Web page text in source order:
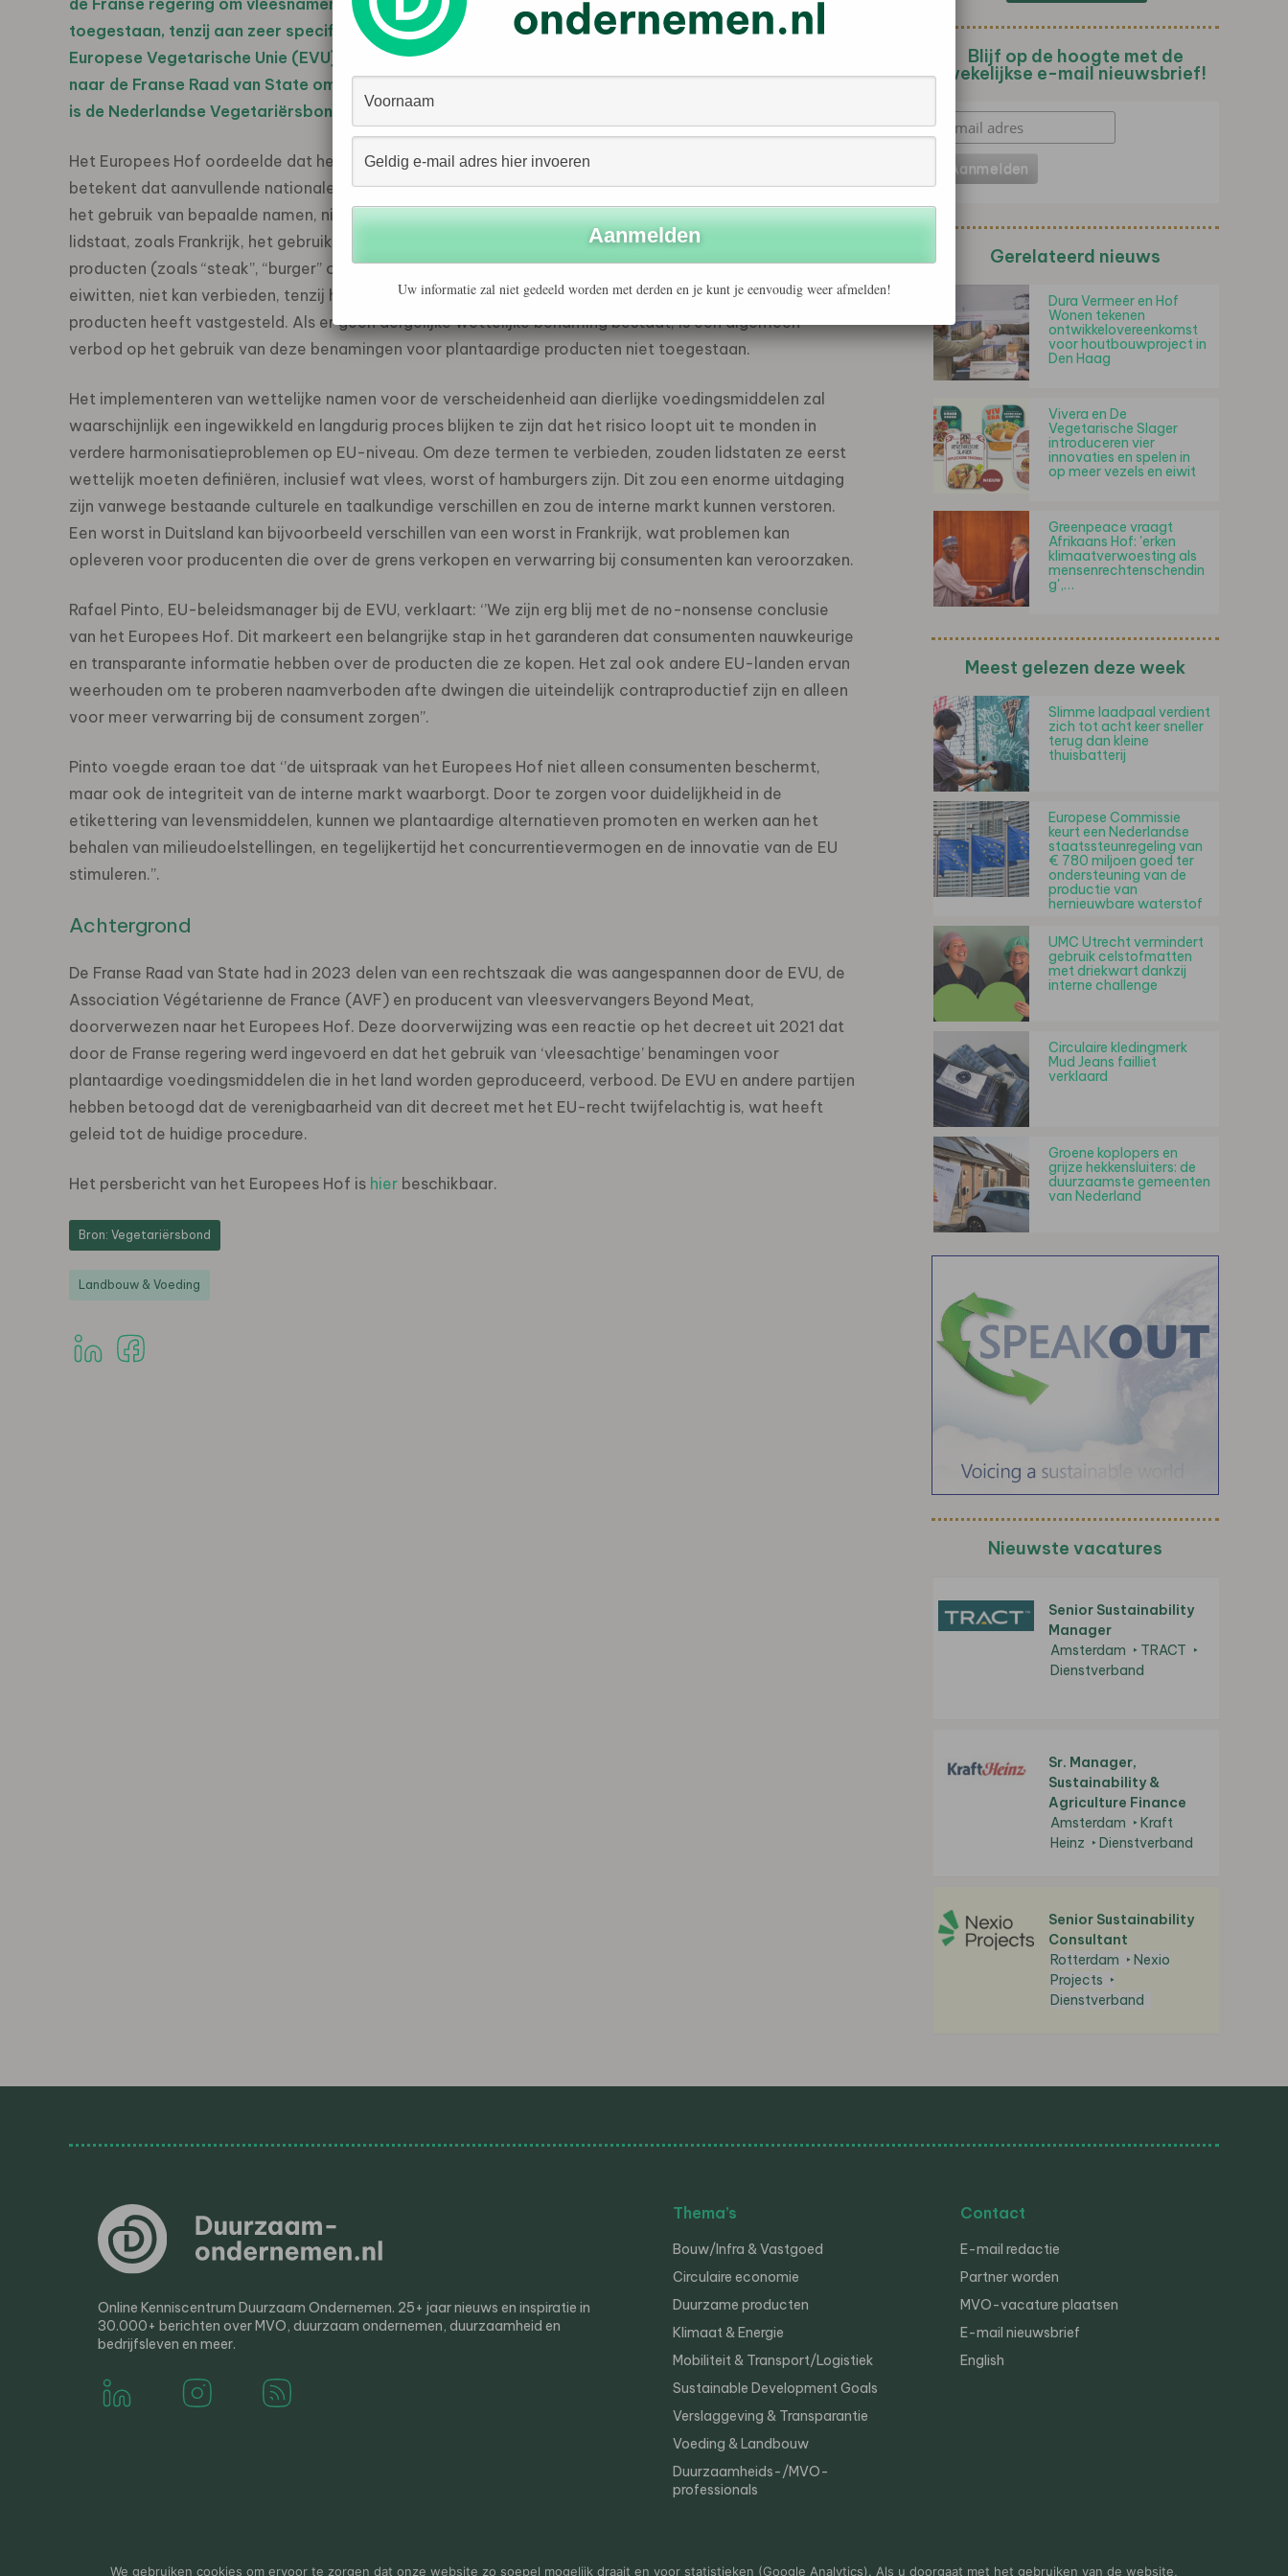
de Franse regering om vleesnamen voor plantaardige voedingsmiddelen te verbieden, niet is
toegestaan, tenzij aan zeer specifieke voorwaarden wordt voldaan. De zaak, die eerst door de
Europese Vegetarische Unie (EVU) en anderen werd aangespannen, zal nu worden teruggestuurd
naar de Franse Raad van State om te worden meegenomen in een definitieve beslissing. In Nederland
is de Nederlandse Vegetariërsbond aangesloten bij de EVU.
Het Europees Hof oordeelde dat het EU-recht al voldoende consumentenbescherming biedt, wat
betekent dat aanvullende nationale regelgeving die limieten stelt aan het plantaardige eiwitgehalte voor
het gebruik van bepaalde namen, niet is toegestaan. Bovendien oordeelde het Europees Hof dat een EU-
lidstaat, zoals Frankrijk, het gebruik van termen die traditioneel worden gekoppeld aan dierlijke
producten (zoals “steak”, “burger” of “worst”) voor voedingsmiddelen die zijn gemaakt van plantaardige
eiwitten, niet kan verbieden, tenzij het land officieel een specifieke wettelijke naam voor dergelijke
producten heeft vastgesteld. Als er geen dergelijke wettelijke benaming bestaat, is een algemeen
verbod op het gebruik van deze benamingen voor plantaardige producten niet toegestaan.
Het implementeren van wettelijke namen voor de verscheidenheid aan dierlijke voedingsmiddelen zal
waarschijnlijk een ingewikkeld en langdurig proces blijken te zijn dat het risico loopt uit te monden in
verdere harmonisatieproblemen op EU-niveau. Om deze termen te verbieden, zouden lidstaten ze eerst
wettelijk moeten definiëren, inclusief wat vlees, worst of hamburgers zijn. Dit zou een enorme uitdaging
zijn vanwege bestaande culturele en taalkundige verschillen en zou de interne markt kunnen verstoren.
Een worst in Duitsland kan bijvoorbeeld verschillen van een worst in Frankrijk, wat problemen kan
opleveren voor producenten die over de grens verkopen en verwarring bij consumenten kan veroorzaken.
Rafael Pinto, EU-beleidsmanager bij de EVU, verklaart: ‘’We zijn erg blij met de no-nonsense conclusie
van het Europees Hof. Dit markeert een belangrijke stap in het garanderen dat consumenten nauwkeurige
en transparante informatie hebben over de producten die ze kopen. Het zal ook andere EU-landen ervan
weerhouden om te proberen naamverboden af​​te dwingen die uiteindelijk contraproductief zijn en alleen
voor meer verwarring bij de consument zorgen’’.
Pinto voegde eraan toe dat ‘’de uitspraak van het Europees Hof niet alleen consumenten beschermt,
maar ook de integriteit van de interne markt waarborgt. Door te zorgen voor duidelijkheid in de
etikettering van levensmiddelen, kunnen we plantaardige alternatieven promoten en werken aan het
behalen van milieudoelstellingen, en tegelijkertijd het concurrentievermogen en de innovatie van de EU
stimuleren.’’.
Achtergrond
De Franse Raad van State had in 2023 delen van een rechtszaak die was aangespannen door de EVU, de
Association Végétarienne de France (AVF) en producent van vleesvervangers Beyond Meat,
doorverwezen naar het Europees Hof. Deze doorverwijzing was een reactie op het decreet uit 2021 dat
door de Franse regering werd ingevoerd en dat het gebruik van ‘vleesachtige’ benamingen voor
plantaardige voedingsmiddelen die in het land worden geproduceerd, verbood. De EVU en andere partijen
hebben betoogd dat de verenigbaarheid van dit decreet met het EU-recht twijfelachtig is, wat heeft
geleid tot de huidige procedure.
Het persbericht van het Europees Hof is hier beschikbaar.
Bron: Vegetariërsbond
Landbouw & Voeding
Blijf op de hoogte met de
wekelijkse e-mail nieuwsbrief!
Gerelateerd nieuws
Dura Vermeer en Hof
Wonen tekenen
ontwikkelovereenkomst
voor houtbouwproject in
Den Haag
Vivera en De
Vegetarische Slager
introduceren vier
innovaties en spelen in
op meer vezels en eiwit
Greenpeace vraagt
Afrikaans Hof: 'erken
klimaatverwoesting als
mensenrechtenschendin
g',…
Meest gelezen deze week
Slimme laadpaal verdient
zich tot acht keer sneller
terug dan kleine
thuisbatterij
Europese Commissie
keurt een Nederlandse
staatssteunregeling van
€ 780 miljoen goed ter
ondersteuning van de
productie van
hernieuwbare waterstof
UMC Utrecht vermindert
gebruik celstofmatten
met driekwart dankzij
interne challenge
Circulaire kledingmerk
Mud Jeans failliet
verklaard
Groene koplopers en
grijze hekkensluiters: de
duurzaamste gemeenten
van Nederland
Nieuwste vacatures
Senior Sustainability
Manager
Amsterdam
TRACT
Dienstverband
Sr. Manager,
Sustainability &
Agriculture Finance
Amsterdam
Kraft
Heinz
Dienstverband
Senior Sustainability
Consultant
Rotterdam
Nexio
Projects
Dienstverband
Online Kenniscentrum Duurzaam Ondernemen. 25+ jaar nieuws en inspiratie in
30.000+ berichten over MVO, duurzaam ondernemen, duurzaamheid en
bedrijfsleven en meer.
Thema’s
Bouw/Infra & Vastgoed
Circulaire economie
Duurzame producten
Klimaat & Energie
Mobiliteit & Transport/Logistiek
Sustainable Development Goals
Verslaggeving & Transparantie
Voeding & Landbouw
Duurzaamheids-/MVO-
professionals
Contact
E-mail redactie
Partner worden
MVO-vacature plaatsen
E-mail nieuwsbrief
English
© 2000-2026 Van der Molen EIS Colofon Disclaimer Privacy
Uw informatie zal niet gedeeld worden met derden en je kunt je eenvoudig weer afmelden!
We gebruiken cookies om ervoor te zorgen dat onze website zo soepel mogelijk draait en voor statistieken (Google Analytics). Als u doorgaat met het gebruiken van de website,